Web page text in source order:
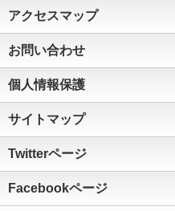
アクセスマップ
お問い合わせ
個人情報保護
サイトマップ
Twitterページ
Facebookページ